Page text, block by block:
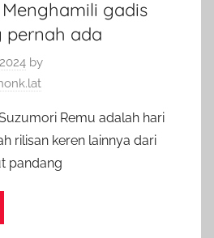
gadis
ada
by
Remu adalah hari
rilisan keren lainnya dari
pandang